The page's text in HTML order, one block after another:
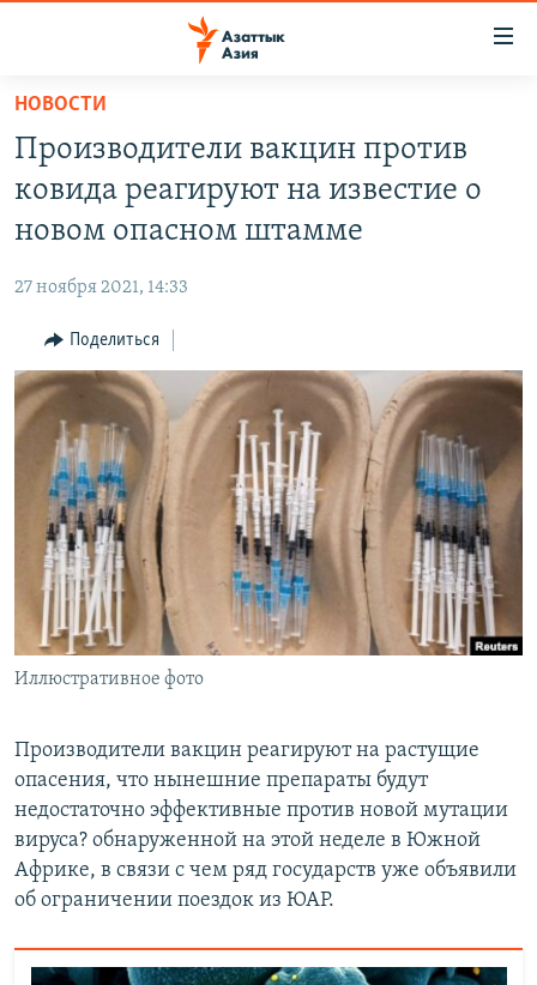
Вернуться
основному
содержанию
главной
навигации
Вернутся
поиску
КАЗАХСТАН
ТАДЖИКИСТАН
НОВОСТИ
ВОЙНА В УКРАИНЕ
ҚАЗАҚША
КЫРГЫЗЧА
ЎЗБЕКЧА
ТОҶИКӢ
TÜRKMENÇE
Все сайты РСЕ/РС
НОВОСТИ
Производители вакцин против
ковида реагируют на известие о
новом опасном штамме
27 ноября 2021, 14:33
Поделиться
Иллюстративное фото
Производители вакцин реагируют на растущие
опасения, что нынешние препараты будут
недостаточно эффективные против новой мутации
вируса? обнаруженной на этой неделе в Южной
Африке, в связи с чем ряд государств уже объявили
об ограничении поездок из ЮАР.